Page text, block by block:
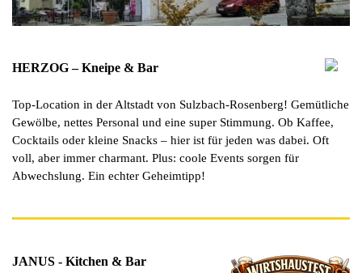
HERZOG – Kneipe & Bar
Top-Location in der Altstadt von Sulzbach-Rosenberg! Gemütliche
Gewölbe, nettes Personal und eine super Stimmung. Ob Kaffee,
Cocktails oder kleine Snacks – hier ist für jeden was dabei. Oft
voll, aber immer charmant. Plus: coole Events sorgen für
Abwechslung. Ein echter Geheimtipp!
JANUS - Kitchen & Bar